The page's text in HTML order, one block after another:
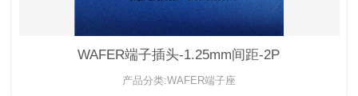
WAFER端子插头-1.25mm间距-2P
产品分类:WAFER端子座